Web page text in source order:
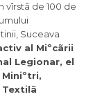
vîrstã de 100 de
Suceava
al Miºcãrii
Legionar, el